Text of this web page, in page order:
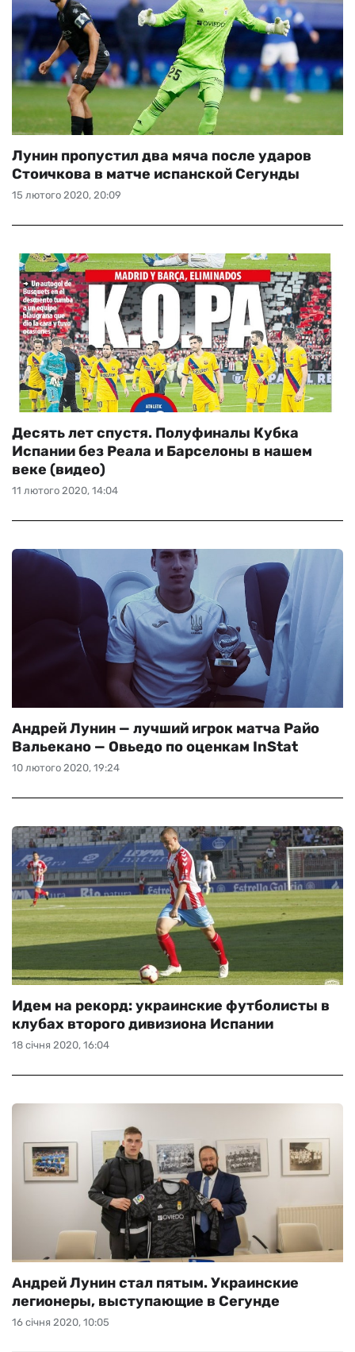
15 лютого 2020, 20:09
Лунин пропустил два мяча после ударов
Стоичкова в матче испанской Сегунды
11 лютого 2020, 14:04
Десять лет спустя. Полуфиналы Кубка
Испании без Реала и Барселоны в нашем
веке (видео)
10 лютого 2020, 19:24
Андрей Лунин — лучший игрок матча Райо
Вальекано — Овьедо по оценкам InStat
18 січня 2020, 16:04
Идем на рекорд: украинские футболисты в
клубах второго дивизиона Испании
16 січня 2020, 10:05
Андрей Лунин стал пятым. Украинские
легионеры, выступающие в Сегунде